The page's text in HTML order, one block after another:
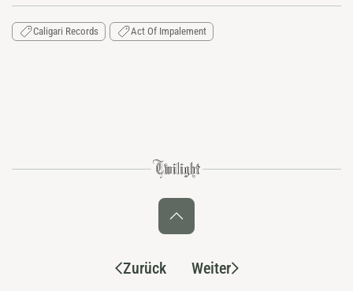
Caligari Records Act Of Impalement
Zurück Weiter